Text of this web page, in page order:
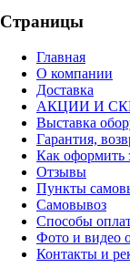
Страницы
Главная
О компании
Доставка
АКЦИИ И
Выставка
Гарантия,
Как оформить
Отзывы
Пункты
Самовывоз
Способы
Фото и видео
Контакты и